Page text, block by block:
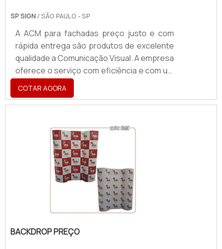
SP SIGN / SÃO PAULO - SP
A ACM para fachadas preço justo e com
rápida entrega são produtos de excelente
qualidade a Comunicação Visual. A empresa
oferece o serviço com eficiência e com um
atendimento especializado.Benefícios do
ACMOptar por ACM para fachadas é uma
forma de personalizar a imagem da
forma total ou parcial. Os benefícios
oferecidos pela ACM fachadas são
inúmeros, como: Fachada mais atraente;
Fácil limpeza; Resistente à corrosão;
Variedade de cores; Entre outros mai.
COTAR AGORA
BACKDROP PREÇO